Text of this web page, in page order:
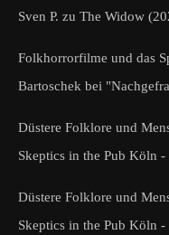
Sven P. zu The Widow
Folkhorrorfilme und das
Bartoschek bei
Düstere Folklore und
Skeptics in the Pub Köln -
Düstere Folklore und
Skeptics in the Pub Köln -